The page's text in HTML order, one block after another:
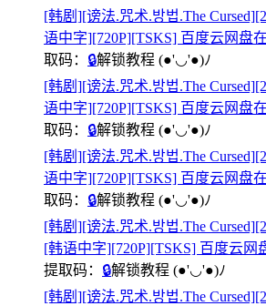
[韩剧][谤法.咒术.방법.The
语中字][720P][TSKS] 百度云网盘
取码： 🔒解锁教程 (●'◡'●)ﾉ
[韩剧][谤法.咒术.방법.The
语中字][720P][TSKS] 百度云网盘
取码： 🔒解锁教程 (●'◡'●)ﾉ
[韩剧][谤法.咒术.방법.The
语中字][720P][TSKS] 百度云网盘
取码： 🔒解锁教程 (●'◡'●)ﾉ
[韩剧][谤法.咒术.방법.The
[韩语中字][720P][TSKS] 百度云网
提取码： 🔒解锁教程 (●'◡'●)ﾉ
[韩剧][谤法.咒术.방법.The